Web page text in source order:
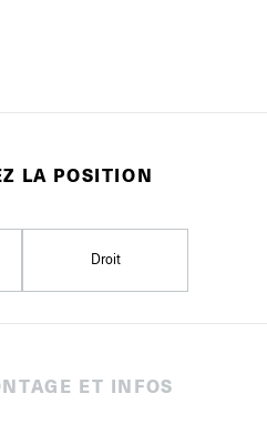
LA POSITION
Droit
ET INFOS